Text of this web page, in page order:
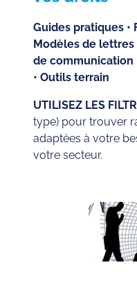
Guides pratiques •
Modèles de lettres
de communication
• Outils terrain
UTILISEZ LES
type) pour trouver
adaptées à votre
votre secteur.